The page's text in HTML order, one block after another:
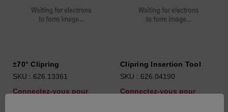
±70° Clipring
SKU : 626.13361
Connectez-vous pour
Clipring Insertion Tool
SKU : 626.04190
Connectez-vous pour